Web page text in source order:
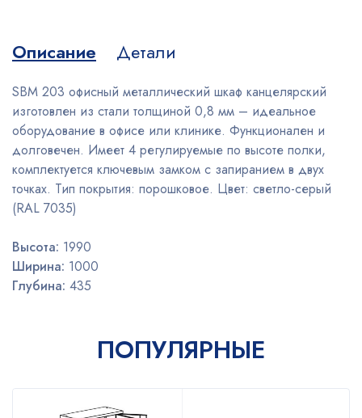
Описание Детали
SBM 203 офисный металлический шкаф канцелярский
изготовлен из стали толщиной 0,8 мм – идеальное
оборудование в офисе или клинике. Функционален и
долговечен. Имеет 4 регулируемые по высоте полки,
комплектуется ключевым замком с запиранием в двух
точках. Тип покрытия: порошковое. Цвет: светло-серый
(RAL 7035)
Высота: 1990
Ширина: 1000
Глубина: 435
ПОПУЛЯРНЫЕ